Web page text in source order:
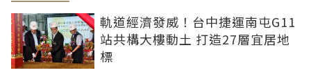
軌道經濟發威！台中捷運南屯G11
站共構大樓動土 打造27層宜居地
標